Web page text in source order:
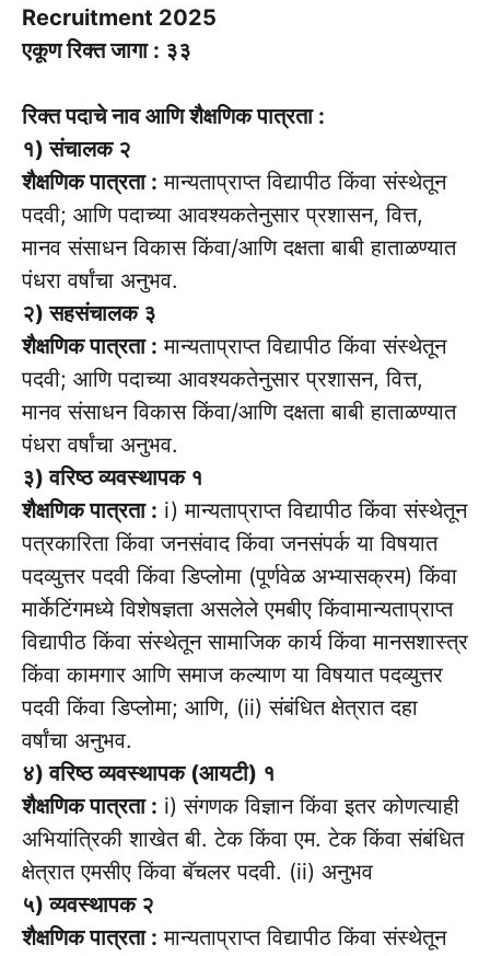
Recruitment 2025
एकूण रिक्त जागा : ३३
रिक्त पदाचे नाव आणि शैक्षणिक पात्रता :
१) संचालक २
शैक्षणिक पात्रता : मान्यताप्राप्त विद्यापीठ किंवा संस्थेतून
पदवी; आणि पदाच्या आवश्यकतेनुसार प्रशासन, वित्त,
मानव संसाधन विकास किंवा/आणि दक्षता बाबी हाताळण्यात
पंधरा वर्षांचा अनुभव.
२) सहसंचालक ३
शैक्षणिक पात्रता : मान्यताप्राप्त विद्यापीठ किंवा संस्थेतून
पदवी; आणि पदाच्या आवश्यकतेनुसार प्रशासन, वित्त,
मानव संसाधन विकास किंवा/आणि दक्षता बाबी हाताळण्यात
पंधरा वर्षांचा अनुभव.
३) वरिष्ठ व्यवस्थापक १
शैक्षणिक पात्रता : i) मान्यताप्राप्त विद्यापीठ किंवा संस्थेतून
पत्रकारिता किंवा जनसंवाद किंवा जनसंपर्क या विषयात
पदव्युत्तर पदवी किंवा डिप्लोमा (पूर्णवेळ अभ्यासक्रम) किंवा
मार्केटिंगमध्ये विशेषज्ञता असलेले एमबीए किंवामान्यताप्राप्त
विद्यापीठ किंवा संस्थेतून सामाजिक कार्य किंवा मानसशास्त्र
किंवा कामगार आणि समाज कल्याण या विषयात पदव्युत्तर
पदवी किंवा डिप्लोमा; आणि, (ii) संबंधित क्षेत्रात दहा
वर्षांचा अनुभव.
४) वरिष्ठ व्यवस्थापक (आयटी) १
शैक्षणिक पात्रता : i) संगणक विज्ञान किंवा इतर कोणत्याही
अभियांत्रिकी शाखेत बी. टेक किंवा एम. टेक किंवा संबंधित
क्षेत्रात एमसीए किंवा बॅचलर पदवी. (ii) अनुभव
५) व्यवस्थापक २
शैक्षणिक पात्रता : मान्यताप्राप्त विद्यापीठ किंवा संस्थेतून